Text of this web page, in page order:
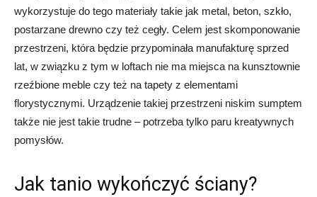
wykorzystuje do tego materiały takie jak metal, beton, szkło,
postarzane drewno czy też cegły. Celem jest skomponowanie
przestrzeni, która będzie przypominała manufakturę sprzed
lat, w związku z tym w loftach nie ma miejsca na kunsztownie
rzeźbione meble czy też na tapety z elementami
florystycznymi. Urządzenie takiej przestrzeni niskim sumptem
także nie jest takie trudne – potrzeba tylko paru kreatywnych
pomysłów.
Jak tanio wykończyć ściany?